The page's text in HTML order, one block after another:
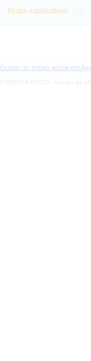
Notas explicativas
Estado do tempo actual em
CliM@UA ©2010 - Grupo de